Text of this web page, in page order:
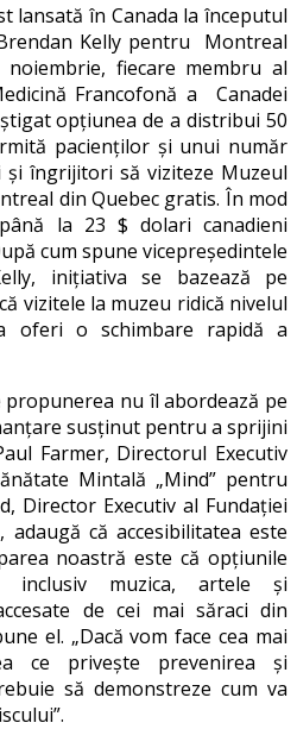
lansată în Canada la începutul
Kelly pentru Montreal
noiembrie, fiecare membru al
Francofonă a Canadei
opțiunea de a distribui 50
pacienților și unui număr
îngrijitori să viziteze Muzeul
din Quebec gratis. În mod
la 23 $ dolari canadieni
cum spune vicepreședintele
inițiativa se bazează pe
vizitele la muzeu ridică nivelul
oferi o schimbare rapidă a
propunerea nu îl abordează pe
susținut pentru a sprijini
Farmer, Directorul Executiv
Mintală „Mind” pentru
Director Executiv al Fundației
că accesibilitatea este
noastră este că opțiunile
inclusiv muzica, artele și
de cei mai săraci din
el. „Dacă vom face cea mai
ce privește prevenirea și
să demonstreze cum va